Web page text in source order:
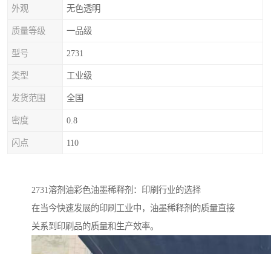
外观 无色透明
质量等级 一品级
型号 2731
类型 工业级
发货范围 全国
密度 0.8
闪点 110
2731溶剂油彩色油墨稀释剂：印刷行业的选择
在当今快速发展的印刷工业中，油墨稀释剂的质量直接
关系到印刷品的质量和生产效率。